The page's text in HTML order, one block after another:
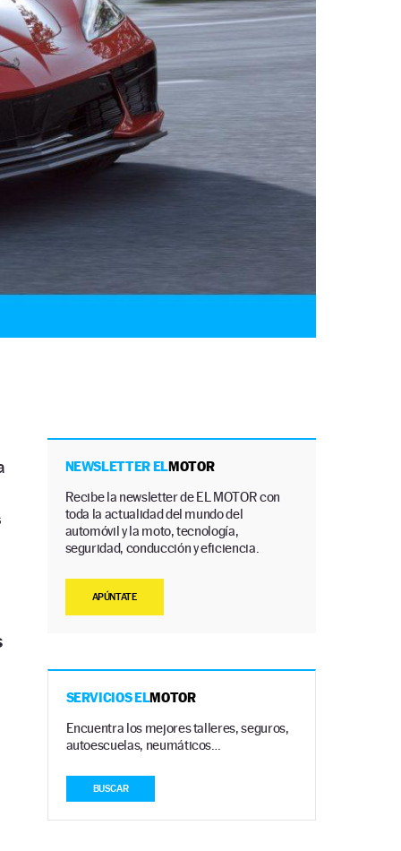
NEWSLETTER ELMOTOR
Recibe la newsletter de EL MOTOR con
toda la actualidad del mundo del
automóvil y la moto, tecnología,
seguridad, conducción y eficiencia.
APÚNTATE
SERVICIOS ELMOTOR
Encuentra los mejores talleres, seguros,
autoescuelas, neumáticos…
BUSCAR